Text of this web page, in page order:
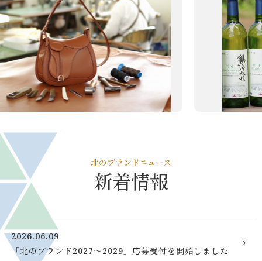
プライバシーポリシー サイトマップ
北のブランドニュース
新着情報
2026.06.09
「北のブランド2027～2029」応募受付を開始しました